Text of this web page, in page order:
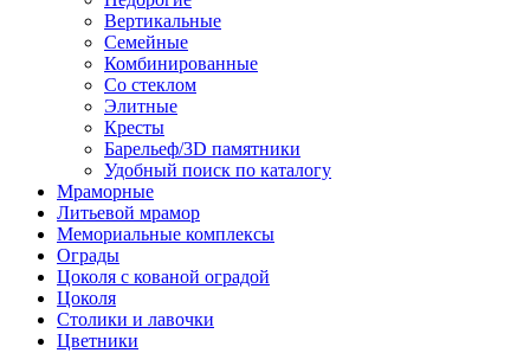
Вертикальные
Семейные
Комбинированные
Со стеклом
Элитные
Кресты
Барельеф/3D памятники
Удобный поиск по каталогу
Мраморные
Литьевой мрамор
Мемориальные комплексы
Ограды
Цоколя с кованой оградой
Цоколя
Столики и лавочки
Цветники